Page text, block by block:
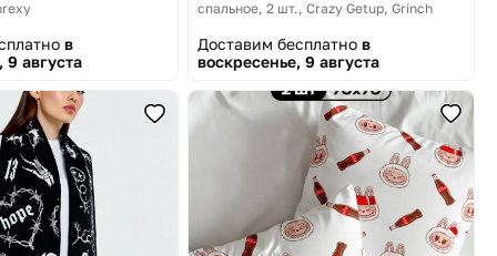
в
9 августа
спальное, 2 шт. Crazy Getup, Grinch
Доставим бесплатно в
воскресенье, 9 августа